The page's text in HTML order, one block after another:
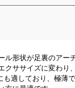
ル形状が足裏のアー
クササイズに変わり
適しており、極薄